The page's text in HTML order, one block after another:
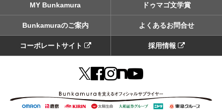
MY Bunkamura ドゥマゴ文学賞
Bunkamuraのご案内 よくあるお問合せ
コーポレートサイト 採用情報